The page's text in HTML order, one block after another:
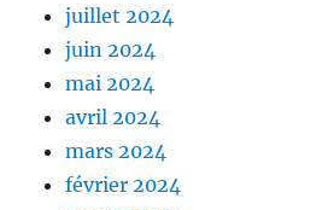
juillet 2024
juin 2024
mai 2024
avril 2024
mars 2024
février 2024